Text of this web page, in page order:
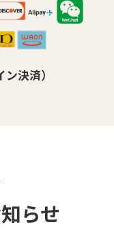
決済）
らせ